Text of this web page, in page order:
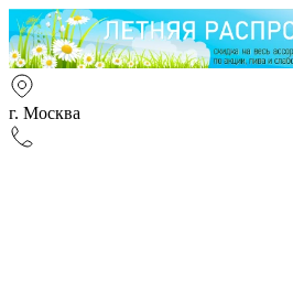
г. Москва